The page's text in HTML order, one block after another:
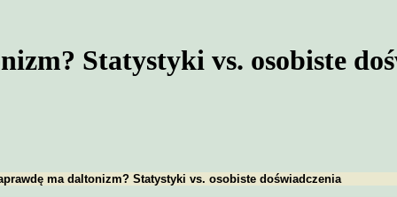
Statystyki vs. osobiste
ma daltonizm? Statystyki vs. osobiste doświadczenia